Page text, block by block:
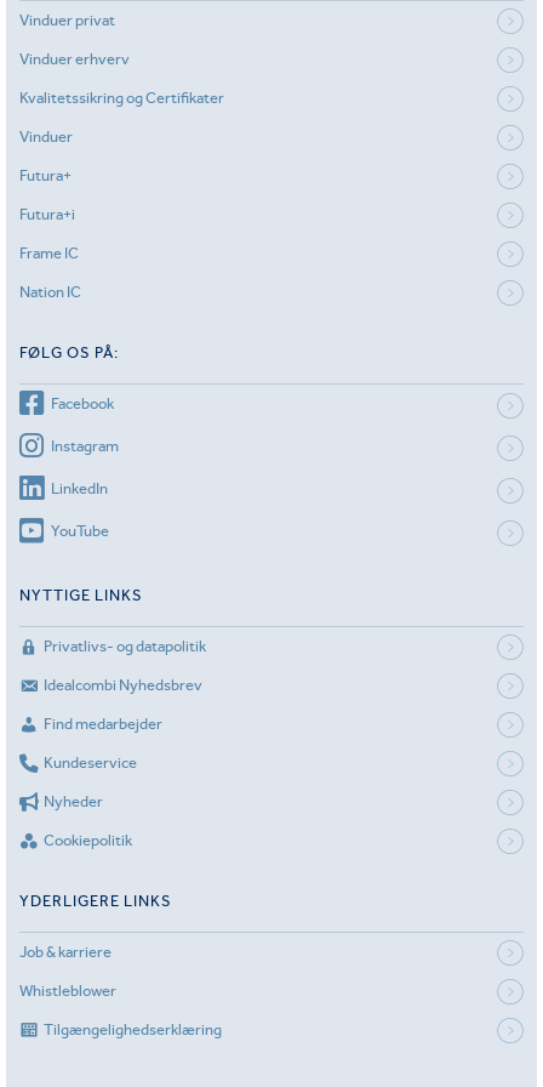
Vinduer privat
Vinduer erhverv
Kvalitetssikring og Certifikater
Vinduer
Futura+
Futura+i
Frame IC
Nation IC
FØLG OS PÅ:
Facebook
Instagram
LinkedIn
YouTube
NYTTIGE LINKS
Privatlivs- og datapolitik
Idealcombi Nyhedsbrev
Find medarbejder
Kundeservice
Nyheder
Cookiepolitik
YDERLIGERE LINKS
Job & karriere
Whistleblower
Tilgængelighedserklæring